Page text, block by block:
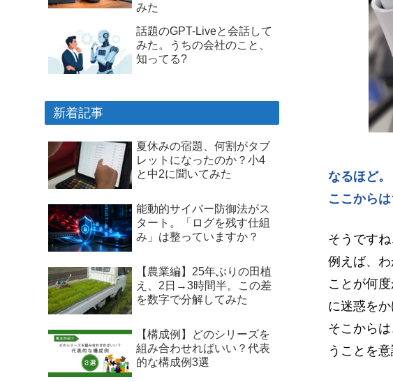
なるほど。
ここから
そうです
例えば、
ことが何
に迷惑を
そこから
うことを
みた
話題のGPT-Liveと会話して
みた。うちの会社のこと、
知ってる?
新着記事
夏休みの宿題、何割がタブ
レットになったのか？小4
と中2に聞いてみた
能動的サイバー防御法がス
タート。「ログを残す仕組
み」は整っていますか？
【農業編】25年ぶりの田植
え、2日→3時間半。この差
を数字で分解してみた
【構成例】どのシリーズを
組み合わせればいい？代表
的な構成例3選